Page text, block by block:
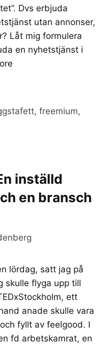
Dvs erbjuda
utan annonser,
Låt mig formulera
en nyhetstjänst i
,freemium,
inställd
en bransch
lördag, satt jag på
skulle flyga upp till
ett
anade skulle vara
fyllt av feelgood. I
fd arbetskamrat, en